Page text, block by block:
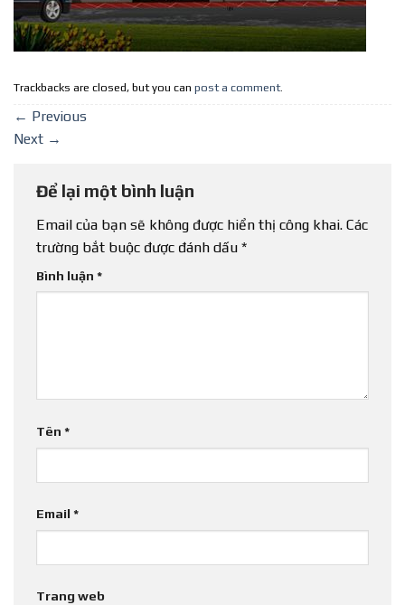
Trackbacks are closed, but you can post a comment.
← Previous
Next →
Để lại một bình luận
Email của bạn sẽ không được hiển thị công khai. Các
trường bắt buộc được đánh dấu *
Bình luận *
Tên *
Email *
Trang web